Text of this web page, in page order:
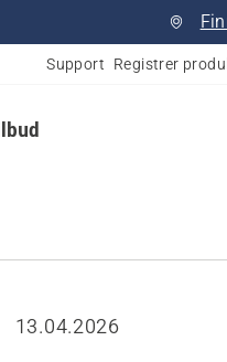
Support Registrer
13.04.2026